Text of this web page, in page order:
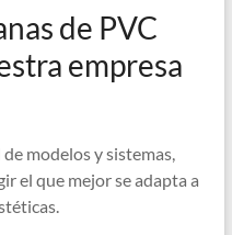
de PVC
empresa
modelos y sistemas,
el que mejor se adapta a